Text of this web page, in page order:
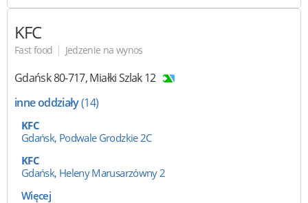
KFC
Fast food | Jedzenie na wynos
Gdańsk80-717,Miałki Szlak 12
inne oddziały(14)
KFC
Gdańsk, Podwale Grodzkie 2C
KFC
Gdańsk, Heleny Marusarzówny 2
Więcej